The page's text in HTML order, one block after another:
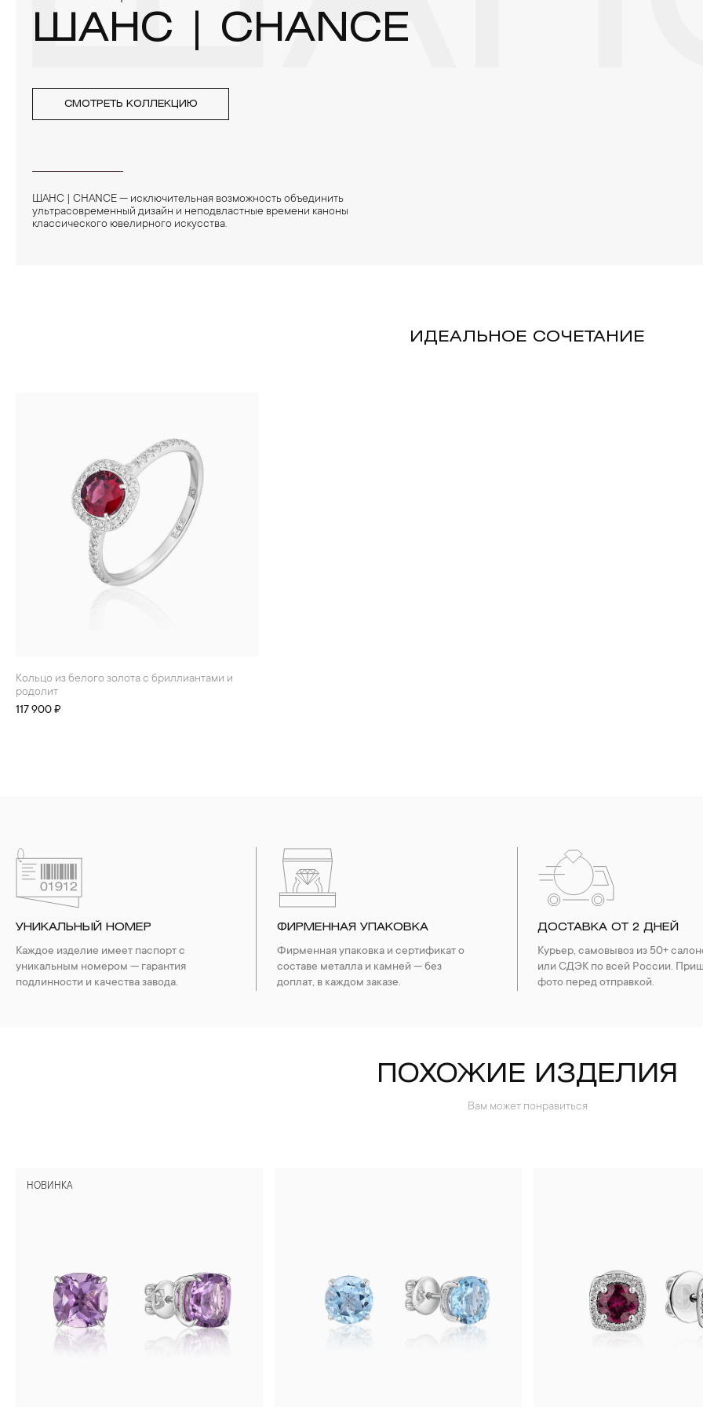
ШАНС | CHANCE
СМОТРЕТЬ КОЛЛЕКЦИЮ
ШАНС | CHANCE — исключительная возможность объединить
ультрасовременный дизайн и неподвластные времени каноны
классического ювелирного искусства.
ИДЕАЛЬНОЕ СОЧЕТАНИЕ
Кольцо из белого золота с бриллиантами и
родолит
117 900 ₽
УНИКАЛЬНЫЙ НОМЕР
Каждое изделие имеет паспорт с
уникальным номером — гарантия
подлинности и качества завода.
ФИРМЕННАЯ УПАКОВКА
Фирменная упаковка и сертификат о
составе металла и камней — без
доплат, в каждом заказе.
ДОСТАВКА ОТ 2 ДНЕЙ
Курьер, самовывоз из 50+
или СДЭК по всей России.
фото перед отправкой.
ПОХОЖИЕ ИЗДЕЛИЯ
Вам может понравиться
НОВИНКА